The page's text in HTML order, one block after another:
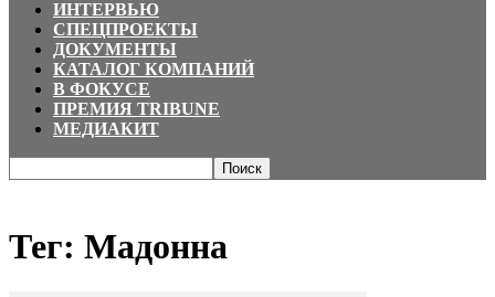
ИНТЕРВЬЮ
СПЕЦПРОЕКТЫ
ДОКУМЕНТЫ
КАТАЛОГ КОМПАНИЙ
В ФОКУСЕ
ПРЕМИЯ TRIBUNE
МЕДИАКИТ
Тег: Мадонна